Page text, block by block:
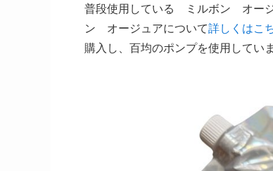
普段使用している ミルボン オージ
ン オージュアについて詳しくはこ
購入し、百均のポンプを使用してい